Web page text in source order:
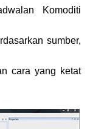
Komoditi
sumber,
cara yang ketat